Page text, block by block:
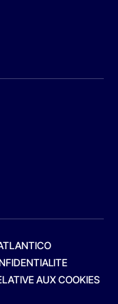
AUX COOKIES